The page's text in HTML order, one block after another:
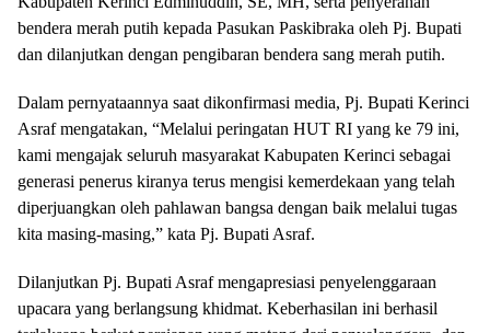
bendera merah putih kepada Pasukan Paskibraka oleh Pj. Bupati
dan dilanjutkan dengan pengibaran bendera sang merah putih.
Dalam pernyataannya saat dikonfirmasi media, Pj. Bupati Kerinci
Asraf mengatakan, “Melalui peringatan HUT RI yang ke 79 ini,
kami mengajak seluruh masyarakat Kabupaten Kerinci sebagai
generasi penerus kiranya terus mengisi kemerdekaan yang telah
diperjuangkan oleh pahlawan bangsa dengan baik melalui tugas
kita masing-masing,” kata Pj. Bupati Asraf.
Dilanjutkan Pj. Bupati Asraf mengapresiasi penyelenggaraan
upacara yang berlangsung khidmat. Keberhasilan ini berhasil